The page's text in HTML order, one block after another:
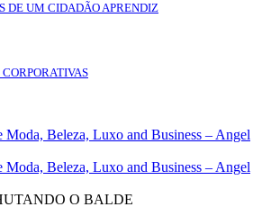
DE UM CIDADÃO APRENDIZ
O BALDE